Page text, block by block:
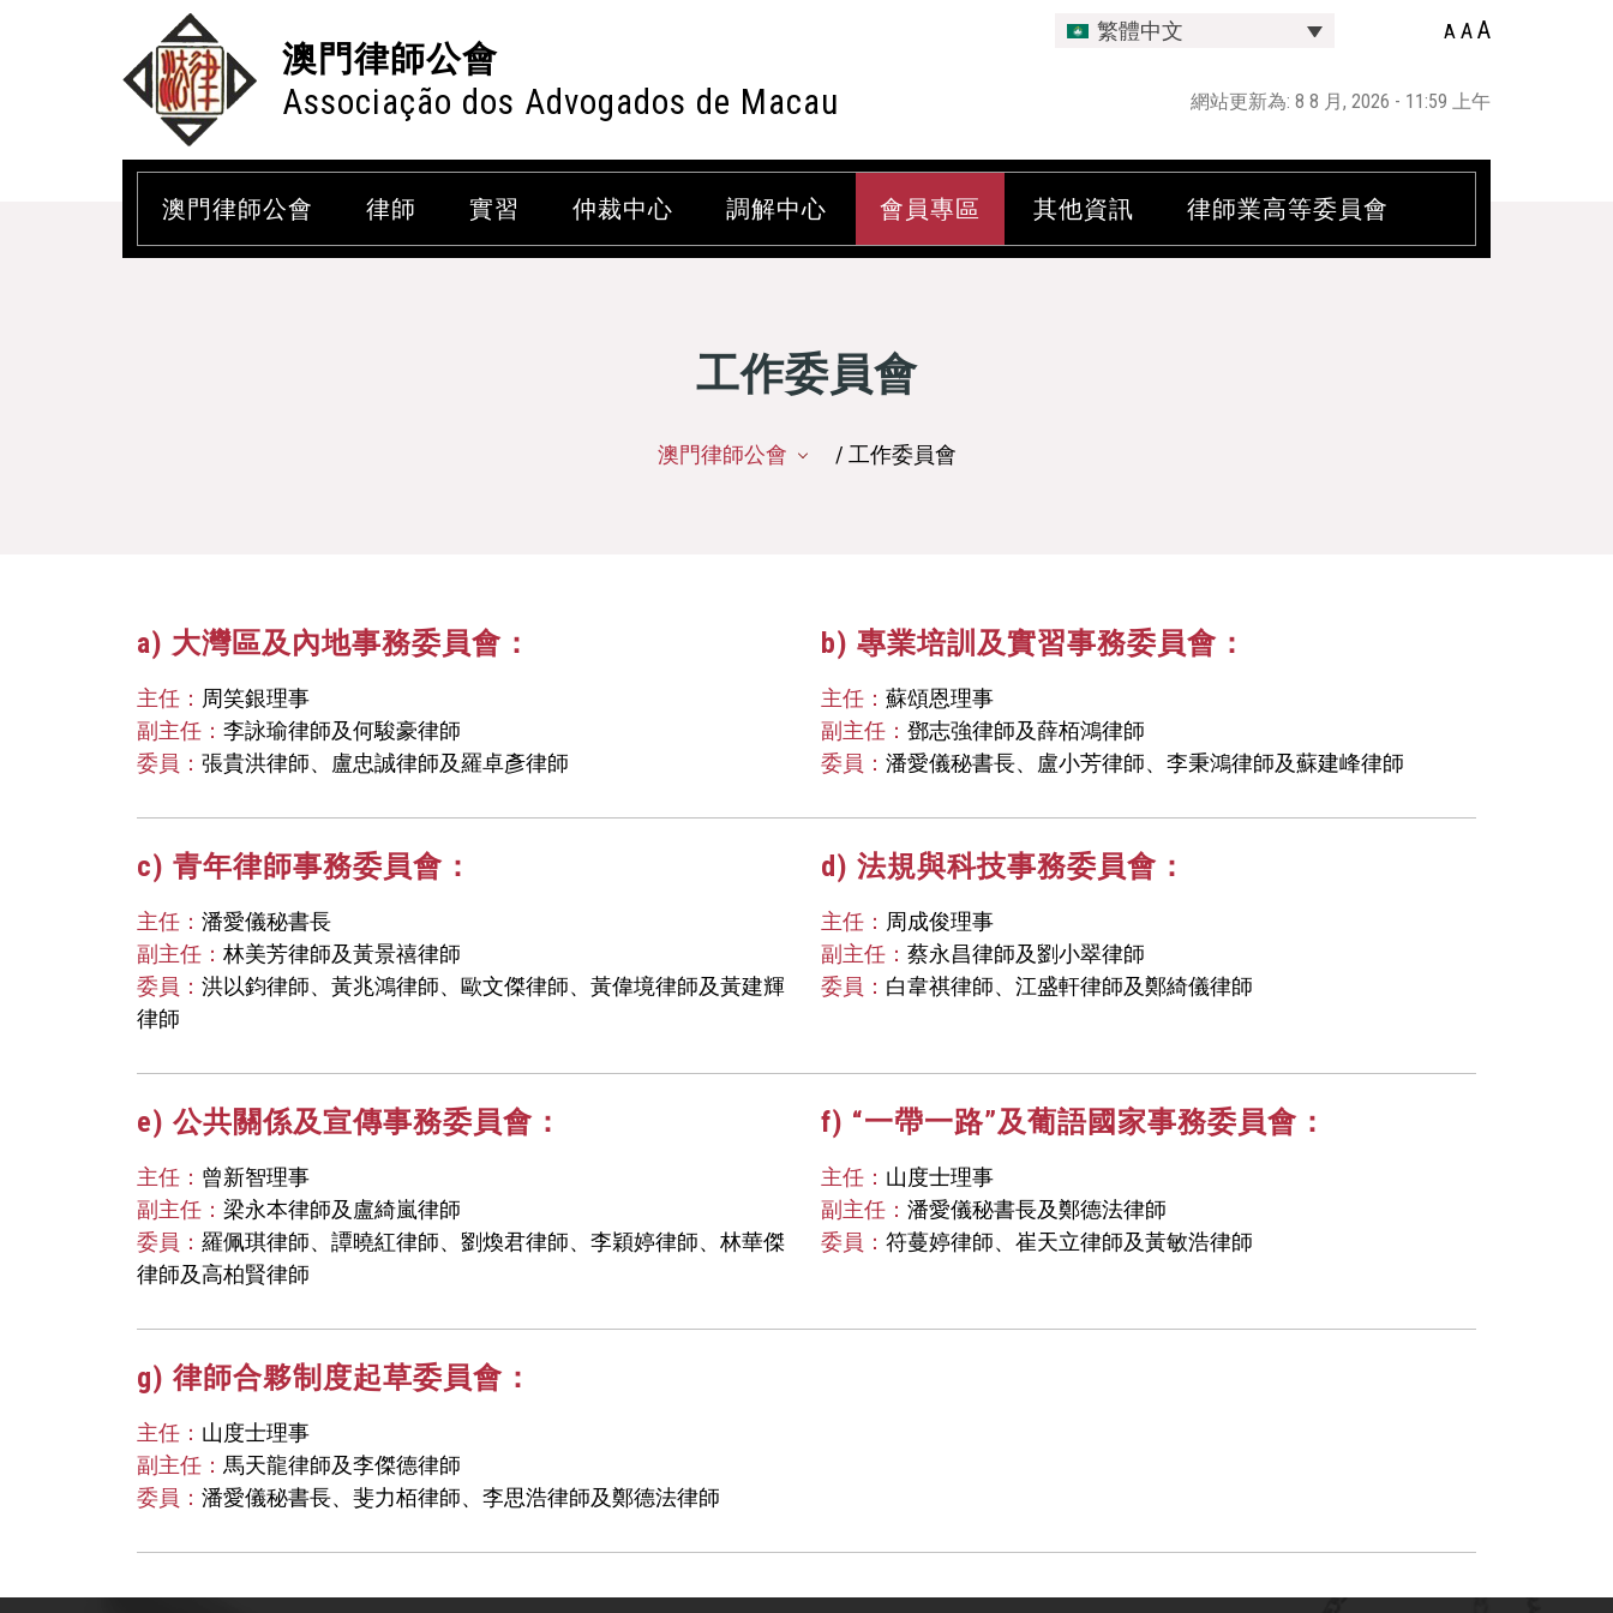
澳門律師公會
Associação dos Advogados de Macau
繁體中文 A AA
網站更新為: 8 8 月, 2026 - 11:59 上午
澳門律師公會 律師 實習 仲裁中心 調解中心 會員專區 其他資訊 律師業高等委員會
工作委員會
澳門律師公會 / 工作委員會
a) 大灣區及內地事務委員會：
主任： 周笑銀理事
副主任： 李詠瑜律師及何駿豪律師
委員： 張貴洪律師、盧忠誠律師及羅卓彥律師
b) 專業培訓及實習事務委員會：
主任： 蘇頌恩理事
副主任： 鄧志強律師及薛栢鴻律師
委員： 潘愛儀秘書長、盧小芳律師、李秉鴻律師及蘇建峰律師
c) 青年律師事務委員會：
主任： 潘愛儀秘書長
副主任： 林美芳律師及黃景禧律師
委員： 洪以鈞律師、黃兆鴻律師、歐文傑律師、黃偉境律師及黃建輝
律師
d) 法規與科技事務委員會：
主任： 周成俊理事
副主任： 蔡永昌律師及劉小翠律師
委員： 白韋祺律師、江盛軒律師及鄭綺儀律師
e) 公共關係及宣傳事務委員會：
主任： 曾新智理事
副主任： 梁永本律師及盧綺嵐律師
委員： 羅佩琪律師、譚曉紅律師、劉煥君律師、李穎婷律師、林華傑
律師及高柏賢律師
f) “一帶一路”及葡語國家事務委員會：
主任： 山度士理事
副主任： 潘愛儀秘書長及鄭德法律師
委員： 符蔓婷律師、崔天立律師及黃敏浩律師
g) 律師合夥制度起草委員會：
主任： 山度士理事
副主任： 馬天龍律師及李傑德律師
委員： 潘愛儀秘書長、斐力栢律師、李思浩律師及鄭德法律師